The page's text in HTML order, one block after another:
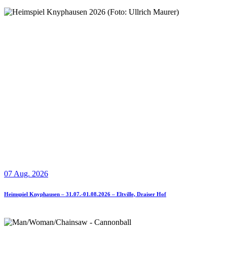
07 Aug. 2026
Heimspiel Knyphausen – 31.07.-01.08.2026 – Eltville, Draiser Hof